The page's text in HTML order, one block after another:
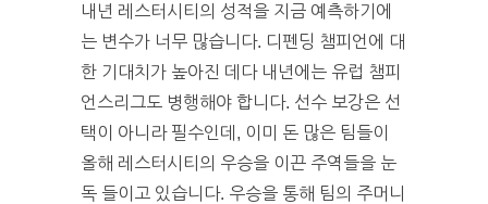
내년 레스터시티의 성적을 지금 예측하기에
는 변수가 너무 많습니다. 디펜딩 챔피언에 대
한 기대치가 높아진 데다 내년에는 유럽 챔피
언스리그도 병행해야 합니다. 선수 보강은 선
택이 아니라 필수인데, 이미 돈 많은 팀들이
올해 레스터시티의 우승을 이끈 주역들을 눈
독 들이고 있습니다. 우승을 통해 팀의 주머니